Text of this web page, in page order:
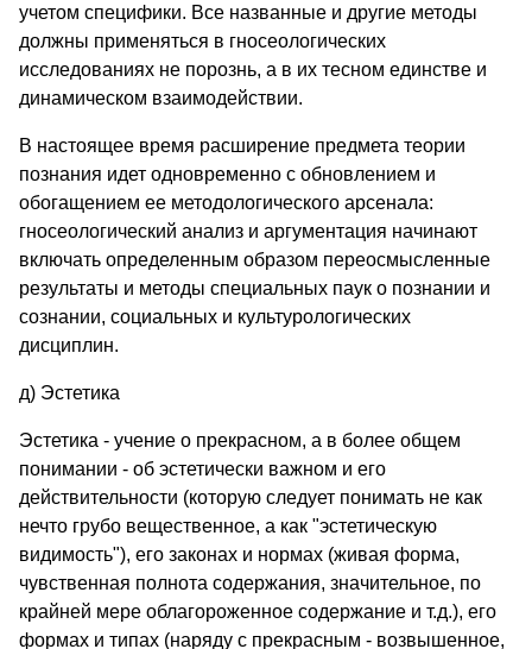
учетом специфики. Все названные и другие методы
должны применяться в гносеологических
исследованиях не порознь, а в их тесном единстве и
динамическом взаимодействии.
В настоящее время расширение предмета теории
познания идет одновременно с обновлением и
обогащением ее методологического арсенала:
гносеологический анализ и аргументация начинают
включать определенным образом переосмысленные
результаты и методы специальных паук о познании и
сознании, социальных и культурологических
дисциплин.
д) Эстетика
Эстетика - учение о прекрасном, а в более общем
понимании - об эстетически важном и его
действительности (которую следует понимать не как
нечто грубо вещественное, а как "эстетическую
видимость"), его законах и нормах (живая форма,
чувственная полнота содержания, значительное, по
крайней мере облагороженное содержание и т.д.), его
формах и типах (наряду с прекрасным - возвышенное,